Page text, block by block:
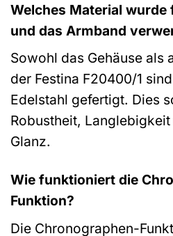
Welches Material wurde
und das Armband
Sowohl das Gehäuse als
der Festina F20400/1
Edelstahl gefertigt. Dies
Robustheit,
Glanz.
Wie funktioniert die
Funktion?
Die Chronographen-